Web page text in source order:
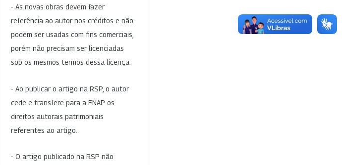
- As novas obras devem fazer
referência ao autor nos créditos e não
podem ser usadas com fins comerciais,
porém não precisam ser licenciadas
sob os mesmos termos dessa licença.
- Ao publicar o artigo na RSP, o autor
cede e transfere para a ENAP os
direitos autorais patrimoniais
referentes ao artigo.
- O artigo publicado na RSP não